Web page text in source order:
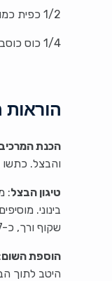
1/2 כפית כמון (אופציונלי)
1/4 כוס כוסברה קצוצה (אופציונלי, לקישוט)
הוראות
הכנת
והבצל.
טיגון הבצל:
בינוני.
שקוף ורך, כ-5-7 דקות.
הוספת השום
היטב לתוך